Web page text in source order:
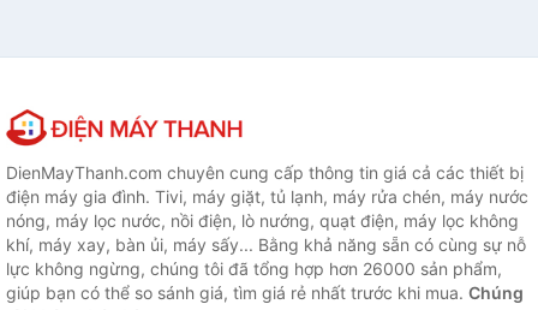
DienMayThanh.com chuyên cung cấp thông tin giá cả các thiết bị
điện máy gia đình. Tivi, máy giặt, tủ lạnh, máy rửa chén, máy nước
nóng, máy lọc nước, nồi điện, lò nướng, quạt điện, máy lọc không
khí, máy xay, bàn ủi, máy sấy... Bằng khả năng sẵn có cùng sự nỗ
lực không ngừng, chúng tôi đã tổng hợp hơn 26000 sản phẩm,
giúp bạn có thể so sánh giá, tìm giá rẻ nhất trước khi mua. Chúng